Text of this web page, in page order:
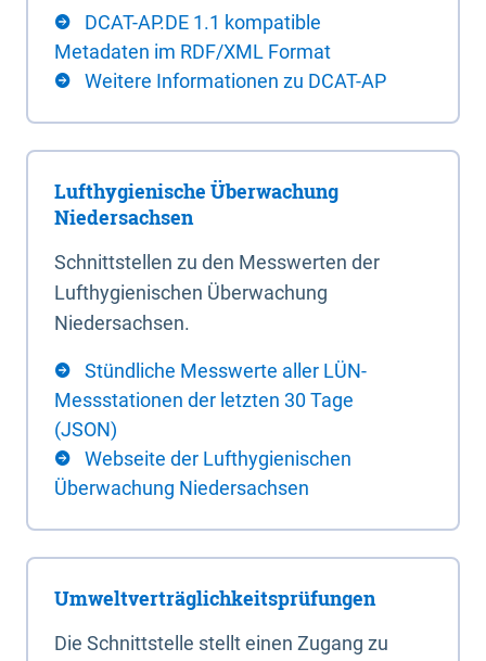
DCAT-AP.DE 1.1 kompatible
Metadaten im RDF/XML Format
Weitere Informationen zu DCAT-AP
Lufthygienische Überwachung
Niedersachsen
Schnittstellen zu den Messwerten der
Lufthygienischen Überwachung
Niedersachsen.
Stündliche Messwerte aller LÜN-
Messstationen der letzten 30 Tage
(JSON)
Webseite der Lufthygienischen
Überwachung Niedersachsen
Umweltverträglichkeitsprüfungen
Die Schnittstelle stellt einen Zugang zu